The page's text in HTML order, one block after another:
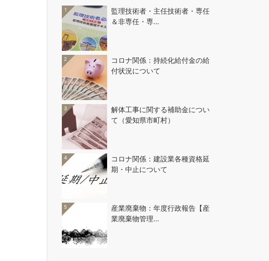
1
監理技術者・主任技術者・専任
＆非専任・専…
2
コロナ関係：持続化給付金の給
付状況について
3
解体工事に関する補助金につい
て（愛知県市町村）
4
コロナ関係：建設業各種資格延
期・中止について
5
産業廃棄物：年度行政報告【産
業廃棄物管理…